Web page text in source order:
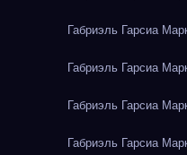
Габриэль Гарсиа
Габриэль Гарсиа
Габриэль Гарсиа
Габриэль Гарсиа